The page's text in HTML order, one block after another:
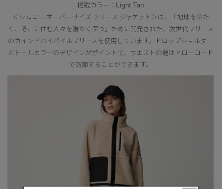
掲載カラー：Light Tan
＜シムコー オーバーサイズ フリース ジャケット＞は、「地球を冷た
く、そこに住む人々を暖かく保つ」ために開発された、次世代フリース
のカインドハイパイルフリースを使用しています。ドロップショルダー
とトールカラーのデザインがポイントで、ウエストの裾はドローコード
で調節することができます。